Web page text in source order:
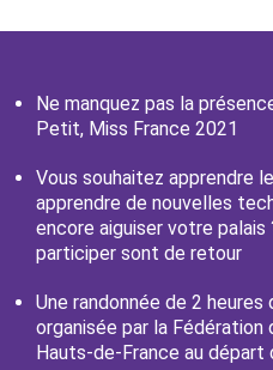
Ne manquez pas la
Petit, Miss France 2021
Vous souhaitez apprendre
apprendre de nouvelles
encore aiguiser votre
participer sont de retour
Une randonnée de 2
organisée par la
Hauts-de-France au départ